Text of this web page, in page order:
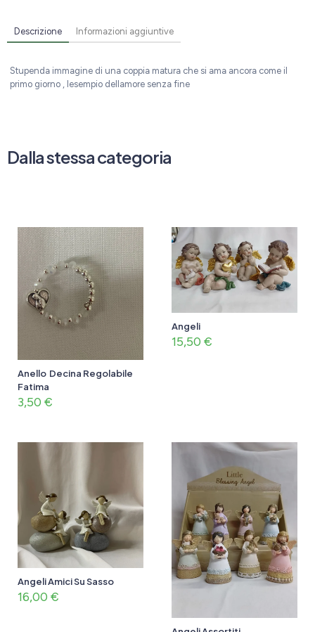
Descrizione Informazioni aggiuntive
Stupenda immagine di una coppia matura che si ama ancora come il
primo giorno , lesempio dellamore senza fine
Dalla stessa categoria
Anello Decina Regolabile
Fatima
3,50 €
Angeli
15,50 €
Angeli Amici Su Sasso
16,00 €